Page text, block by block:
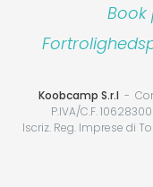
Book
Koobcamp S.r.l
P.IVA/C.F.
Iscriz. Reg. Imprese di